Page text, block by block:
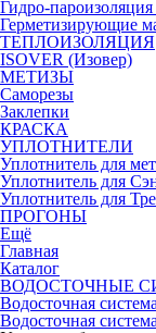
Гидро-
Герметизирующие
ТЕПЛОИЗОЛЯЦИЯ
ISOVER (Изовер)
МЕТИЗЫ
Саморезы
Заклепки
КРАСКА
УПЛОТНИТЕЛИ
Уплотнитель для
Уплотнитель для
Уплотнитель для
ПРОГОНЫ
Ещё
Главная
Каталог
ВОДОСТОЧНЫЕ
Водосточная
Водосточная